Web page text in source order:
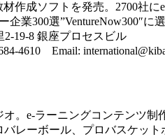
作成ソフトを発売。2700社
業300選”VentureNow300″に
2-19-8 銀座プロセスビル
4610 Email:
。e-ラーニングコンテンツ
レーボール、プロバスケッ